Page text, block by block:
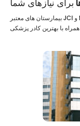
برای نیازهای شما
بیمارستان های معتبر JCI و NABH با امکانات پیشرفته با قیمت های مقرون به